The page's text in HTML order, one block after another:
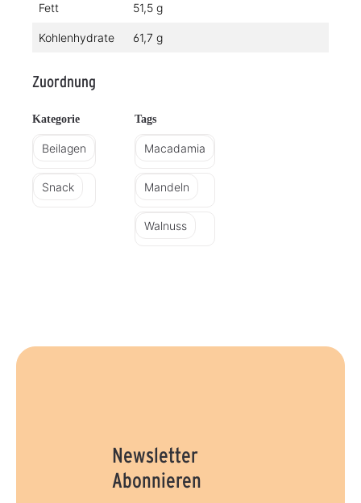
Fett 51,5 g
Kohlenhydrate 61,7 g
Zuordnung
Kategorie
Beilagen
Snack
Tags
Macadamia
Mandeln
Walnuss
Newsletter
Abonnieren